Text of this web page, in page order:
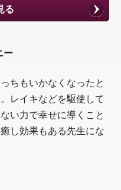
る
ー
ちもいかなくなったと
レイキなどを駆使して
い力で幸せに導くこと
し効果もある先生にな